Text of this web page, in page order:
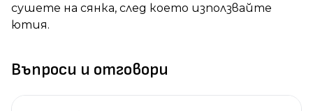
сушете на сянка, след което използвайте
ютия.
Въпроси и отговори